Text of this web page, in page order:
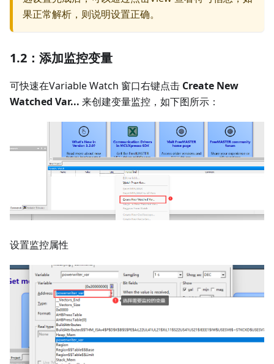
果正常解析，则说明设置正确。
1.2：添加监控变量
可快速在Variable Watch 窗口右键点击 Create New
Watched Var... 来创建变量监控，如下图所示：
设置监控属性